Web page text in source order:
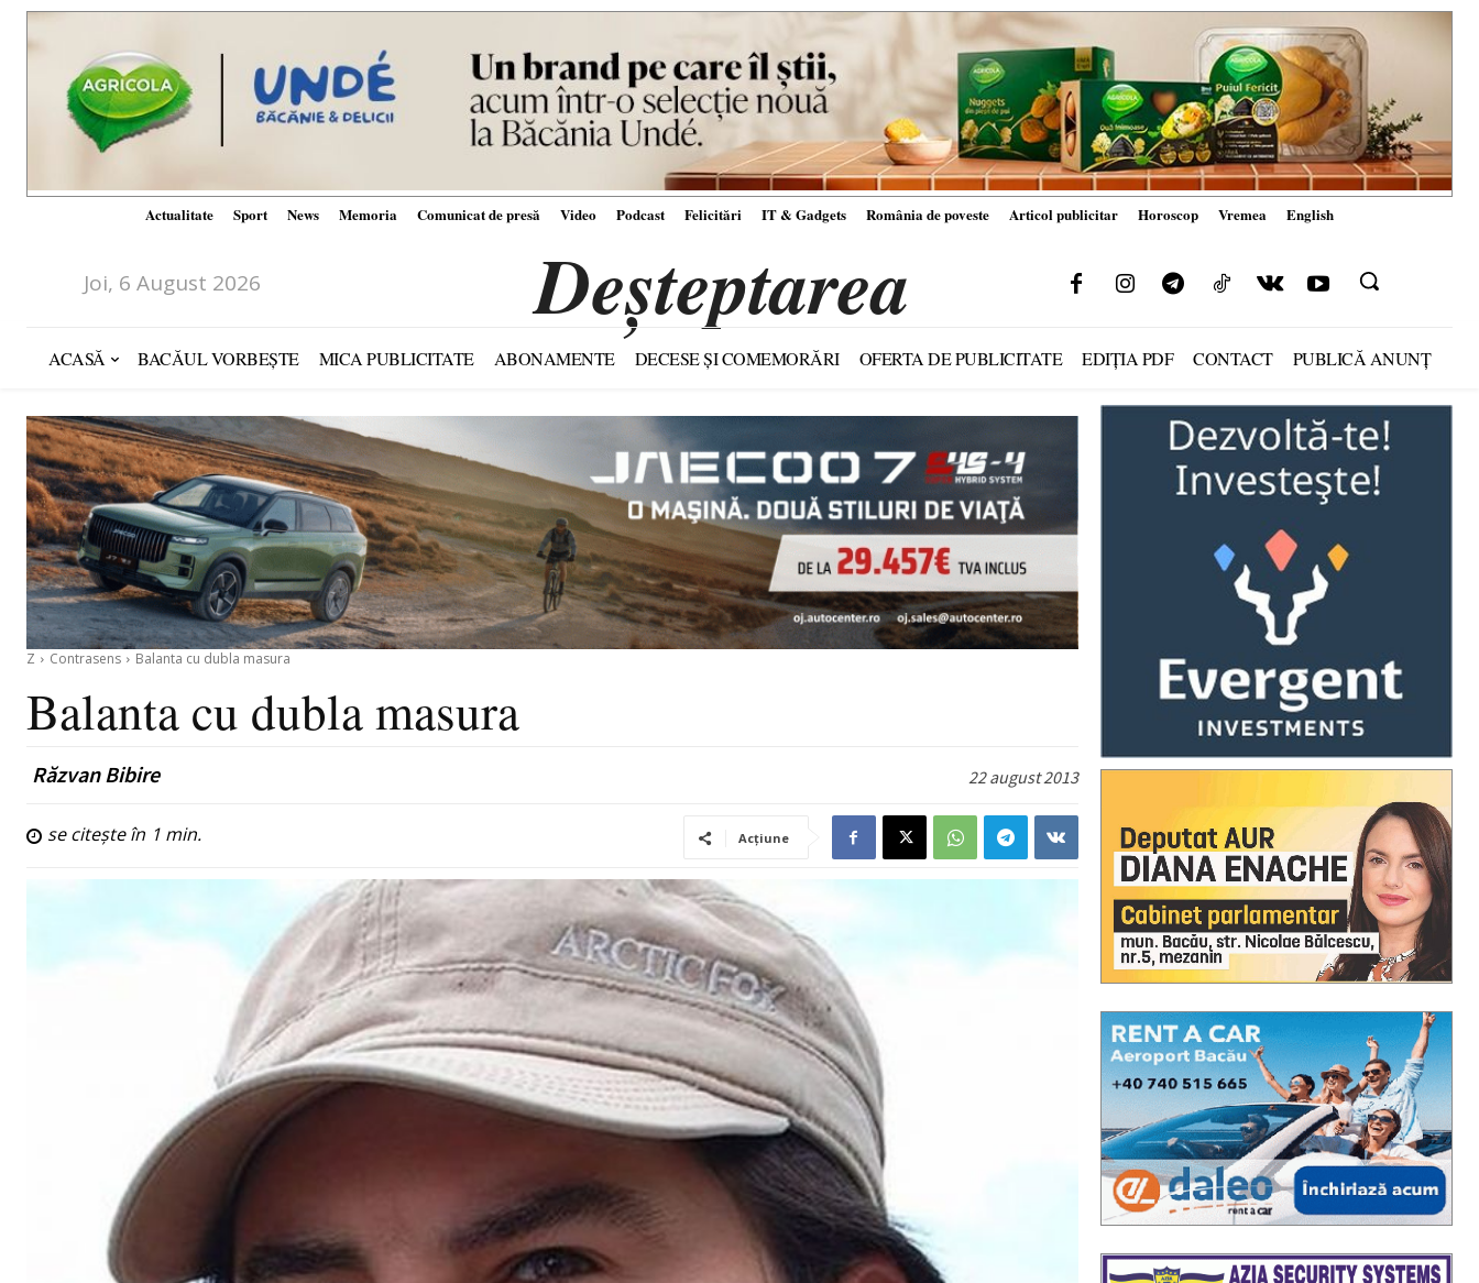
Actualitate Sport News Memoria Comunicat de presă Video Podcast Felicitări IT & Gadgets România de poveste Articol publicitar Horoscop Vremea English
Joi, 6 August 2026 Deșteptarea
ACASĂ BACĂUL VORBEȘTE MICA PUBLICITATE ABONAMENTE DECESE ȘI COMEMORĂRI OFERTA DE PUBLICITATE EDIȚIA PDF CONTACT PUBLICĂ ANUNȚ
Z Contrasens Balanta cu dubla masura
Balanta cu dubla masura
Răzvan Bibire 22 august 2013
se citește în 1 min. Acțiune